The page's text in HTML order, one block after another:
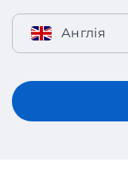
Англія